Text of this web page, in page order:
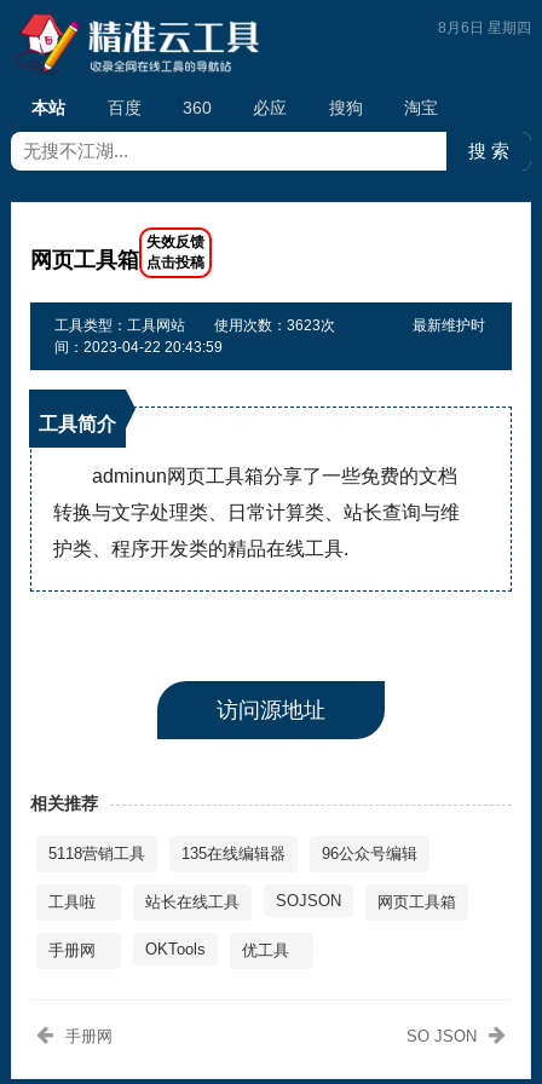
本站 百度 360 必应 搜狗 淘宝
8月6日 星期四
网页工具箱
工具类型：工具网站 使用次数：3623次
最新维护时
间：2023-04-22 20:43:59
工具简介
adminun网页工具箱分享了一些免费的文档
转换与文字处理类、日常计算类、站长查询与维
护类、程序开发类的精品在线工具.
访问源地址
相关推荐
5118营销工具 135在线编辑器 96公众号编辑
工具啦 站长在线工具 SOJSON 网页工具箱
手册网 OKTools 优工具
手册网 SO JSON